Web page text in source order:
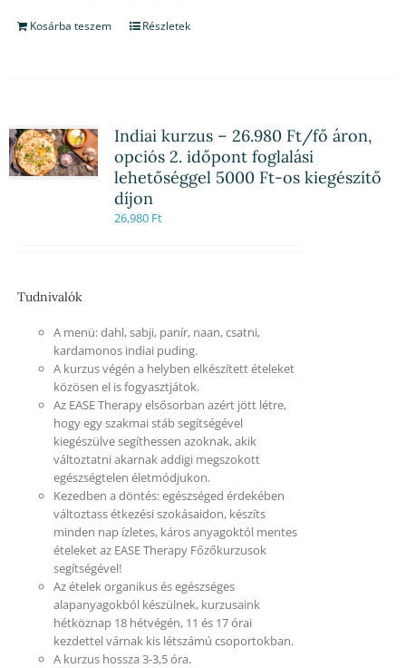
Kosárba teszem Részletek
Indiai kurzus – 26.980 Ft/fő áron,
opciós 2. időpont foglalási
lehetőséggel 5000 Ft-os kiegészítő
díjon
26,980 Ft
Tudnivalók
A menü: dahl, sabji, panír, naan, csatni,
kardamonos indiai puding.
A kurzus végén a helyben elkészített ételeket
közösen el is fogyasztjátok.
Az EASE Therapy elsősorban azért jött létre,
hogy egy szakmai stáb segítségével
kiegészülve segíthessen azoknak, akik
változtatni akarnak addigi megszokott
egészségtelen életmódjukon.
Kezedben a döntés: egészséged érdekében
változtass étkezési szokásaidon, készíts
minden nap ízletes, káros anyagoktól mentes
ételeket az EASE Therapy Főzőkurzusok
segítségével!
Az ételek organikus és egészséges
alapanyagokból készülnek, kurzusaink
hétköznap 18 hétvégén, 11 és 17 órai
kezdettel várnak kis létszámú csoportokban.
A kurzus hossza 3-3,5 óra.